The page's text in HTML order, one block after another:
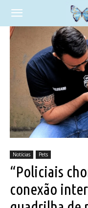
Notícias Pets
“Policiais
conexão